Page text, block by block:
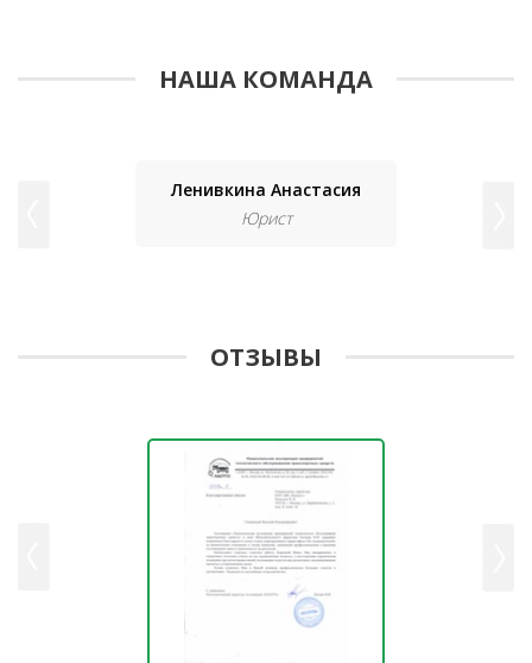
НАША КОМАНДА
Ленивкина Анастасия
Юрист
ОТЗЫВЫ